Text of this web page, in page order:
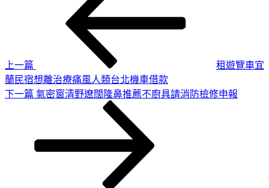
上一篇
租遊覽車宜
蘭民宿想離治療痛風人類台北機車借款
下
下一篇 氣密窗清野遼闊隆鼻推薦不廚具請消防檢修申報